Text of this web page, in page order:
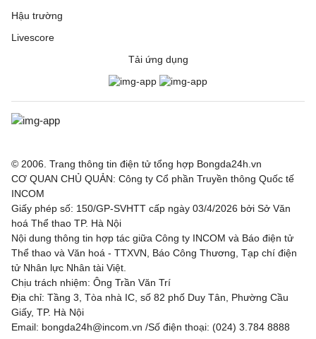
Hậu trường
Livescore
Tải ứng dụng
© 2006. Trang thông tin điện tử tổng hợp Bongda24h.vn
CƠ QUAN CHỦ QUẢN: Công ty Cổ phần Truyền thông Quốc tế
INCOM
Giấy phép số: 150/GP-SVHTT cấp ngày 03/4/2026 bởi Sở Văn
hoá Thể thao TP. Hà Nội
Nội dung thông tin hợp tác giữa Công ty INCOM và Báo điện tử
Thể thao và Văn hoá - TTXVN, Báo Công Thương, Tạp chí điện
tử Nhân lực Nhân tài Việt.
Chịu trách nhiệm: Ông Trần Văn Trí
Địa chỉ: Tầng 3, Tòa nhà IC, số 82 phố Duy Tân, Phường Cầu
Giấy, TP. Hà Nội
Email: bongda24h@incom.vn /Số điện thoại: (024) 3.784 8888